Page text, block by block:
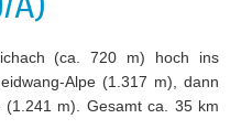
(ca. 720 m) hoch ins
Alpe (1.317 m), dann
(1.241 m). Gesamt ca. 35 km